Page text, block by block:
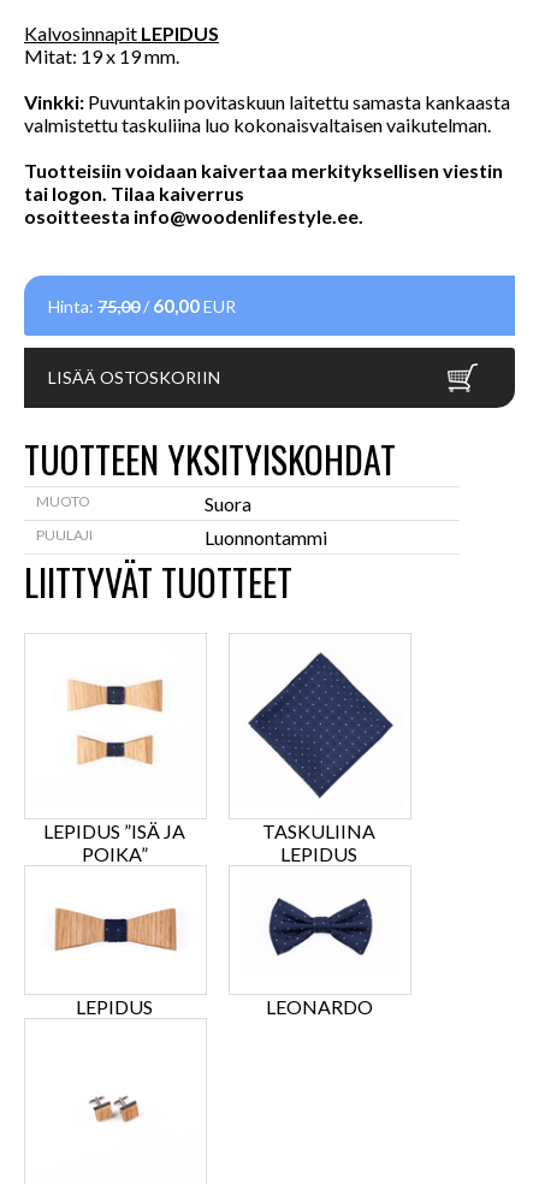
Kalvosinnapit LEPIDUS
Mitat: 19 x 19 mm.
Vinkki: Puvuntakin povitaskuun laitettu samasta kankaasta
valmistettu taskuliina luo kokonaisvaltaisen vaikutelman.
Tuotteisiin voidaan kaivertaa merkityksellisen viestin
tai logon. Tilaa kaiverrus
osoitteesta info@woodenlifestyle.ee.
Hinta: 75,00/ 60,00EUR
LISÄÄ OSTOSKORIIN
TUOTTEEN YKSITYISKOHDAT
MUOTO Suora
PUULAJI Luonnontammi
LIITTYVÄT TUOTTEET
LEPIDUS ”ISÄ JA
POIKA”
TASKULIINA
LEPIDUS
LEPIDUS LEONARDO